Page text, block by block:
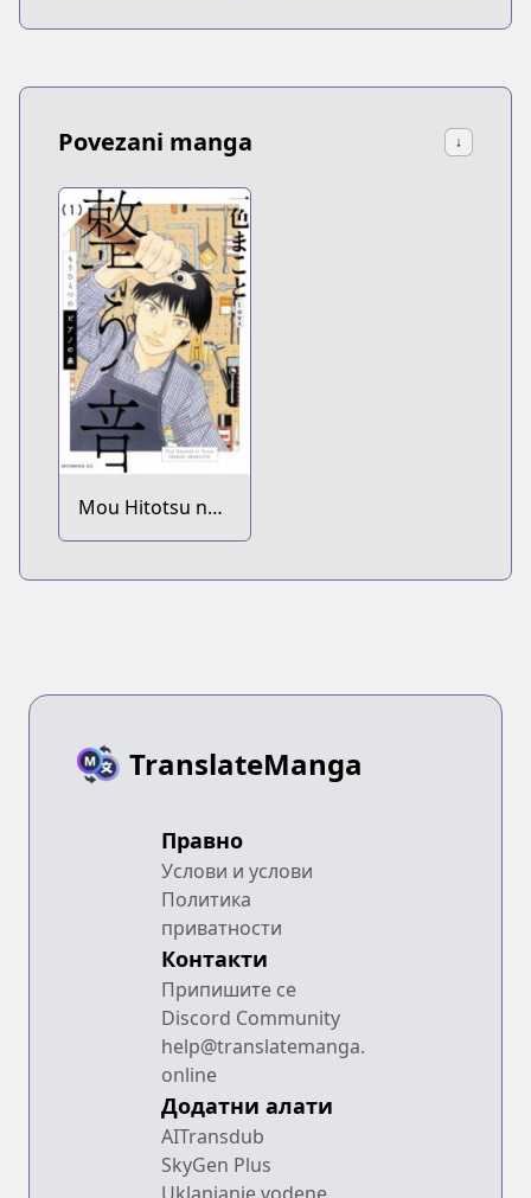
Povezani manga ↓
Mou Hitotsu no
Piano no Mori:
TranslateManga
Правно
Услови и услови
Политика
приватности
Контакти
Припишите се
Discord Community
help@translatemanga.
online
Додатни алати
AITransdub
SkyGen Plus